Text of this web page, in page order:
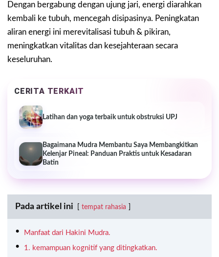
Dengan bergabung dengan ujung jari, energi diarahkan
kembali ke tubuh, mencegah disipasinya. Peningkatan
aliran energi ini merevitalisasi tubuh & pikiran,
meningkatkan vitalitas dan kesejahteraan secara
keseluruhan.
CERITA TERKAIT
Latihan dan yoga terbaik untuk obstruksi UPJ
Bagaimana Mudra Membantu Saya Membangkitkan
Kelenjar Pineal: Panduan Praktis untuk Kesadaran
Batin
Pada artikel ini tempat rahasia
Manfaat dari Hakini Mudra.
1. kemampuan kognitif yang ditingkatkan.